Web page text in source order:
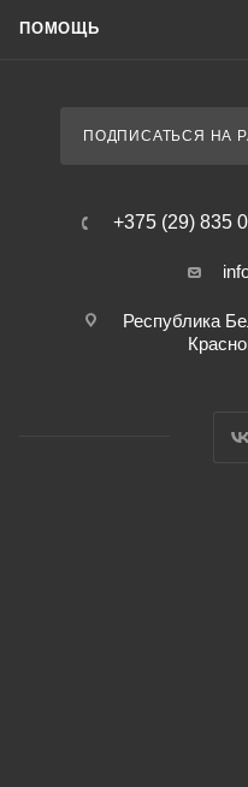
ПОМОЩЬ
ПОДПИСАТЬСЯ НА
+375 (29) 835
Республика